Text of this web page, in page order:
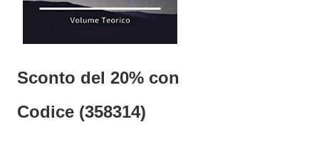
Sconto del 20% con
Codice (358314)